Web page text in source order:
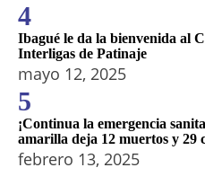
4
Ibagué le da la bienvenida al
Interligas de Patinaje
mayo 12, 2025
5
¡Continua la emergencia
amarilla deja 12 muertos y 29
febrero 13, 2025